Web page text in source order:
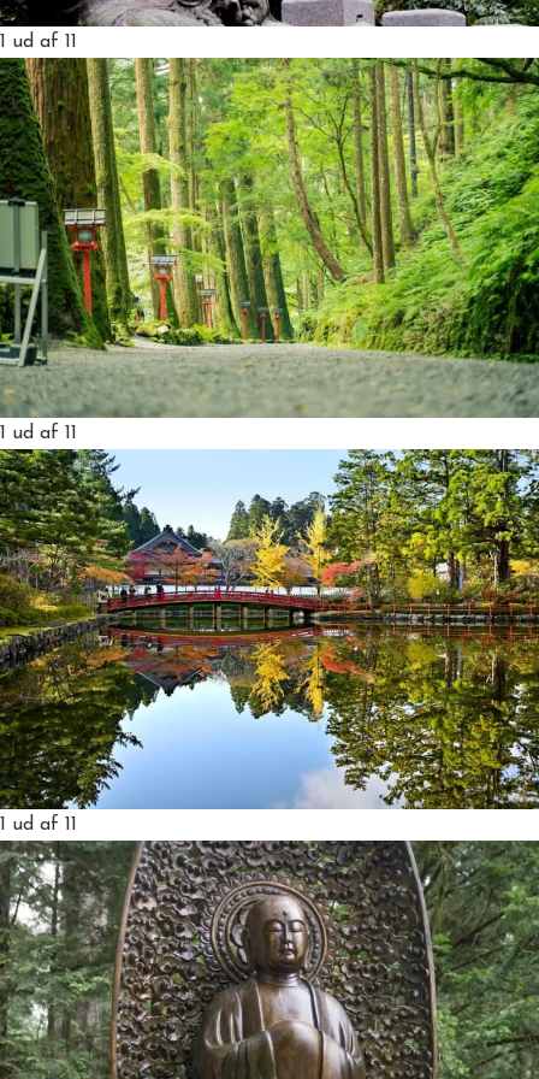
1 ud af 11
1 ud af 11
1 ud af 11